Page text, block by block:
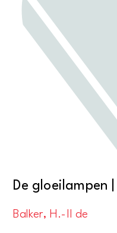
De gloeilampen
Balker, H.-II de